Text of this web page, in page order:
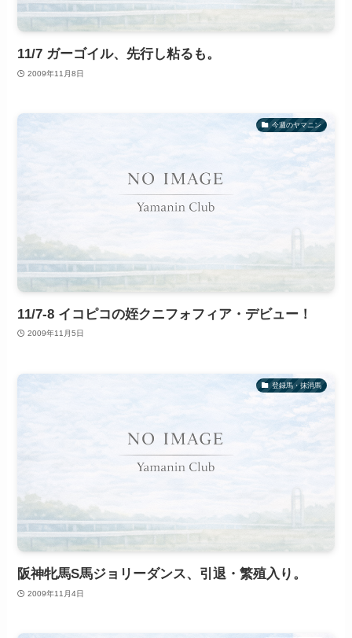
11/7 ガーゴイル、先行し粘るも。
2009年11月8日
今週のヤマニン
11/7-8 イコピコの姪クニフォフィア・デビュー！
2009年11月5日
登録馬・抹消馬
阪神牝馬S馬ジョリーダンス、引退・繁殖入り。
2009年11月4日